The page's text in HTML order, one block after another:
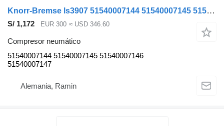
Knorr-Bremse ls3907 51540007144 51540007145 51540007146 51540007147 compresor neumático para MAN TGX TGS cabeza tractora
S/ 1,172 EUR 300 ≈ USD 346.60
Compresor neumático
51540007144 51540007145 51540007146
51540007147
Alemania, Ramin